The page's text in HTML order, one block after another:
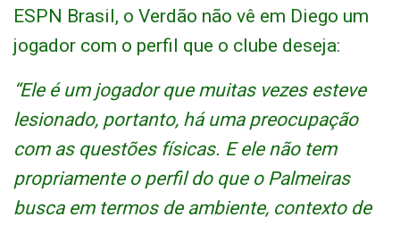
ESPN Brasil, o Verdão não vê em Diego um
jogador com o perfil que o clube deseja:
“Ele é um jogador que muitas vezes esteve
lesionado, portanto, há uma preocupação
com as questões físicas. E ele não tem
propriamente o perfil do que o Palmeiras
busca em termos de ambiente, contexto de